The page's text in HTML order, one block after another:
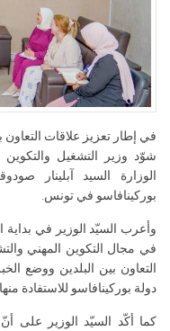
في إطار تعزيز علاقات
بوركينافاسو في تونس.
وأعرب السيّد الوزير في بداية
في مجال التكوين المهني
التعاون بين البلدين ووضع
دولة بوركينافاسو للاستفادة
كما أكّد السيّد الوزير على